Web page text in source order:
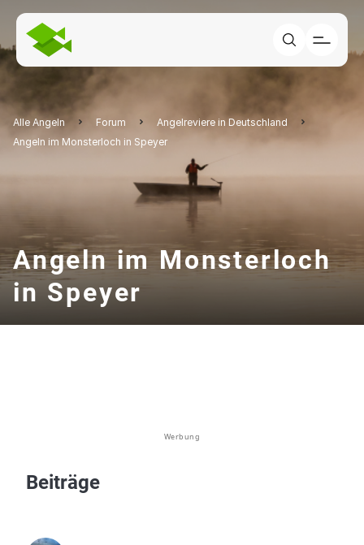
Alle Angeln Forum
Angelreviere in Deutschland
Angeln im Monsterloch in Speyer
Angeln im Monsterloch
in Speyer
Werbung
Beiträge